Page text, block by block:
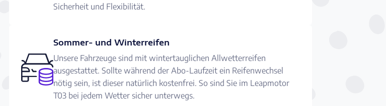
Sicherheit und Flexibilität.
Sommer- und Winterreifen
Unsere Fahrzeuge sind mit wintertauglichen Allwetterreifen
ausgestattet. Sollte während der Abo-Laufzeit ein Reifenwechsel
nötig sein, ist dieser natürlich kostenfrei. So sind Sie im Leapmotor
T03 bei jedem Wetter sicher unterwegs.